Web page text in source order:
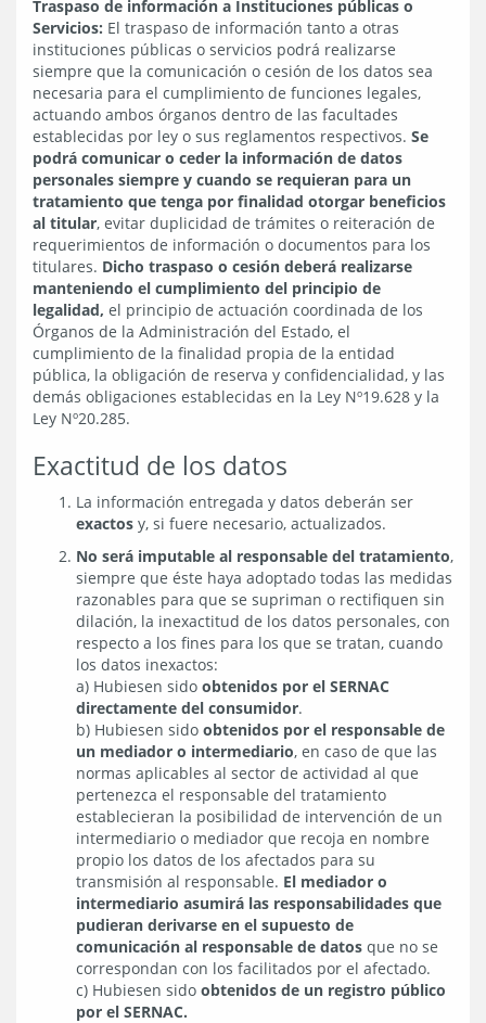
Traspaso de información a Instituciones públicas o
Servicios: El traspaso de información tanto a otras
instituciones públicas o servicios podrá realizarse
siempre que la comunicación o cesión de los datos sea
necesaria para el cumplimiento de funciones legales,
actuando ambos órganos dentro de las facultades
establecidas por ley o sus reglamentos respectivos. Se
podrá comunicar o ceder la información de datos
personales siempre y cuando se requieran para un
tratamiento que tenga por finalidad otorgar beneficios
al titular, evitar duplicidad de trámites o reiteración de
requerimientos de información o documentos para los
titulares. Dicho traspaso o cesión deberá realizarse
manteniendo el cumplimiento del principio de
legalidad, el principio de actuación coordinada de los
Órganos de la Administración del Estado, el
cumplimiento de la finalidad propia de la entidad
pública, la obligación de reserva y confidencialidad, y las
demás obligaciones establecidas en la Ley Nº19.628 y la
Ley Nº20.285.
Exactitud de los datos
La información entregada y datos deberán ser
exactos y, si fuere necesario, actualizados.
No será imputable al responsable del tratamiento,
siempre que éste haya adoptado todas las medidas
razonables para que se supriman o rectifiquen sin
dilación, la inexactitud de los datos personales, con
respecto a los fines para los que se tratan, cuando
los datos inexactos:
a) Hubiesen sido obtenidos por el SERNAC
directamente del consumidor.
b) Hubiesen sido obtenidos por el responsable de
un mediador o intermediario, en caso de que las
normas aplicables al sector de actividad al que
pertenezca el responsable del tratamiento
establecieran la posibilidad de intervención de un
intermediario o mediador que recoja en nombre
propio los datos de los afectados para su
transmisión al responsable. El mediador o
intermediario asumirá las responsabilidades que
pudieran derivarse en el supuesto de
comunicación al responsable de datos que no se
correspondan con los facilitados por el afectado.
c) Hubiesen sido obtenidos de un registro público
por el SERNAC.